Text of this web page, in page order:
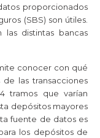
proporcionados
(SBS) son útiles.
las distintas bancas
conocer con qué
las transacciones
tramos que varían
depósitos mayores
fuente de datos es
los depósitos de